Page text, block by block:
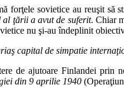
forţele sovietice au reuşit
al ţării a avut de suferit. Chiar
nu şi-au îndeplinit
capital de simpatie
de ajutoare Finlandei
din 9 aprilie 1940